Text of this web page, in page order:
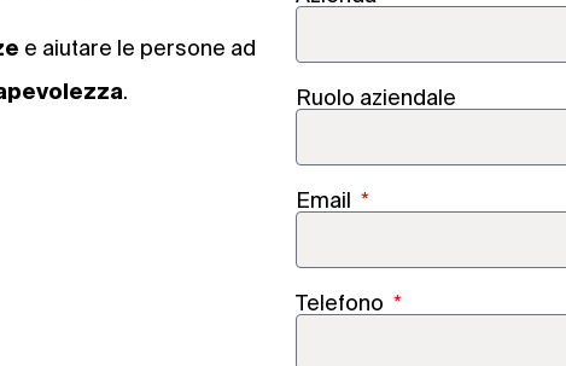
e aiutare le persone ad
. Ruolo aziendale
Email
Telefono